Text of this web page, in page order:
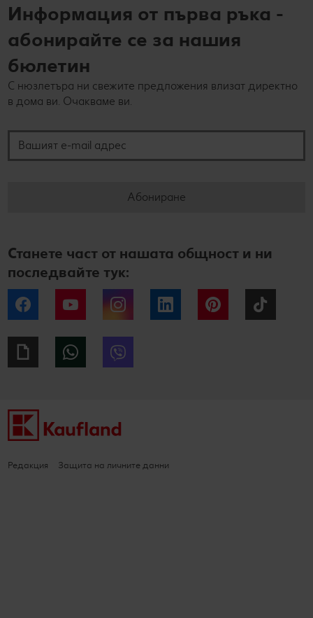
Информация от първа ръка -
абонирайте се за нашия
бюлетин
С нюзлетъра ни свежите предложения влизат директно
в дома ви. Очакваме ви.
Абониране
Станете част от нашата общност и ни
последвайте тук:
Facebook YouTube Instagram LinkedIn Pinterest
Giphy WhatsApp
Редакция Защита на личните данни